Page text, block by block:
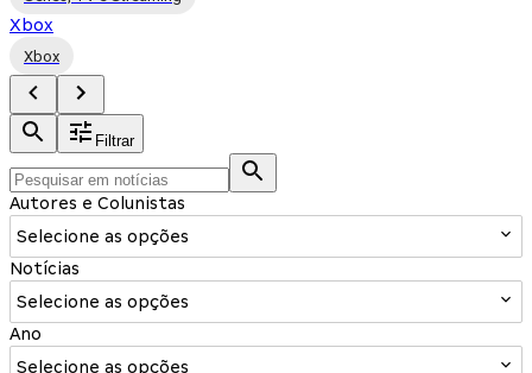
Xbox
Xbox
Filtrar
Autores e Colunistas
Selecione as opções
Notícias
Selecione as opções
Ano
Selecione as opções